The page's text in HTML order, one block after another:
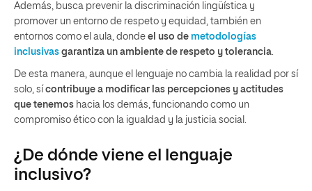
Además, busca prevenir la discriminación lingüística y
promover un entorno de respeto y equidad, también en
entornos como el aula, donde el uso de metodologías
inclusivas garantiza un ambiente de respeto y tolerancia
De esta manera, aunque el lenguaje no cambia la realidad por sí
solo, sí contribuye a modificar las percepciones y actitudes
que tenemos hacia los demás, funcionando como un
compromiso ético con la igualdad y la justicia social.
¿De dónde viene el lenguaje
inclusivo?